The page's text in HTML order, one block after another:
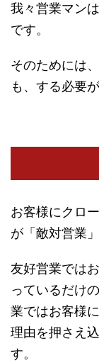
我々営業マン
です。
そのためには
も、する必要
お客様にクロ
が「敵対営業」
友好営業では
っているだけ
業ではお客様
理由を押さえ
す。